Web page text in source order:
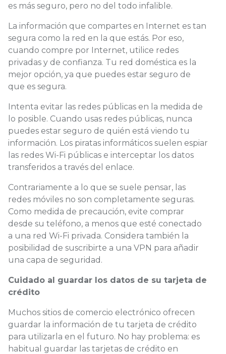
es más seguro, pero no del todo infalible.
La información que compartes en Internet es tan
segura como la red en la que estás. Por eso,
cuando compre por Internet, utilice redes
privadas y de confianza. Tu red doméstica es la
mejor opción, ya que puedes estar seguro de
que es segura.
Intenta evitar las redes públicas en la medida de
lo posible. Cuando usas redes públicas, nunca
puedes estar seguro de quién está viendo tu
información. Los piratas informáticos suelen espiar
las redes Wi-Fi públicas e interceptar los datos
transferidos a través del enlace.
Contrariamente a lo que se suele pensar, las
redes móviles no son completamente seguras.
Como medida de precaución, evite comprar
desde su teléfono, a menos que esté conectado
a una red Wi-Fi privada. Considera también la
posibilidad de suscribirte a una VPN para añadir
una capa de seguridad.
Cuidado al guardar los datos de su tarjeta de
crédito
Muchos sitios de comercio electrónico ofrecen
guardar la información de tu tarjeta de crédito
para utilizarla en el futuro. No hay problema: es
habitual guardar las tarjetas de crédito en